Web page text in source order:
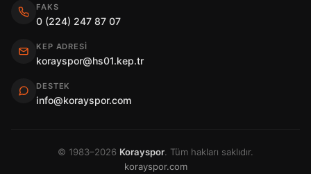
FAKS
0 (224) 247 87 07
KEP ADRESI
korayspor@hs01.kep.tr
DESTEK
info@korayspor.com
© 1983–2026 Korayspor. Tüm hakları saklıdır.
korayspor.com